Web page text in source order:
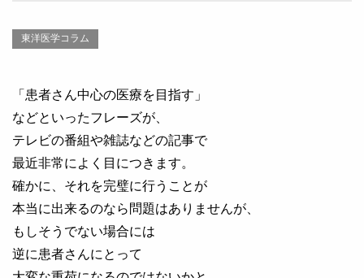
東洋医学コラム
「患者さん中心の医療を目指す」
などといったフレーズが、
テレビの番組や雑誌などの記事で
最近非常によく目につきます。
確かに、それを完璧に行うことが
本当に出来るのなら問題はありませんが、
もしそうでない場合には
逆に患者さんにとって